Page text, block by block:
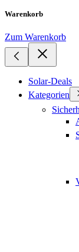
Warenkorb
Zum Warenkorb
Solar-Deals
Kategorien